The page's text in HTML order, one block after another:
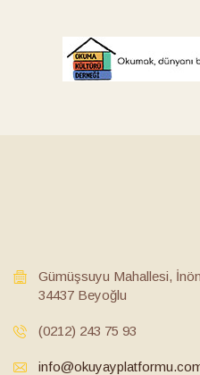
Gümüşsuyu Mahallesi,
34437 Beyoğlu
(0212) 243 75 93